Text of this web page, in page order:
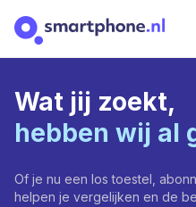
Wat jij zoekt,
hebben wij al
Of je nu een los toestel,
helpen je vergelijken en de